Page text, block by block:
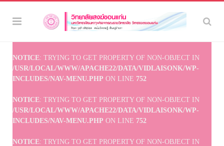
NOTICE: TRYING TO GET PROPERTY OF NON-OBJECT IN
/USR/LOCAL/WWW/APACHE22/DATA/VIDLAISONK/WP-
INCLUDES/NAV-MENU.PHP ON LINE 752
NOTICE: TRYING TO GET PROPERTY OF NON-OBJECT IN
/USR/LOCAL/WWW/APACHE22/DATA/VIDLAISONK/WP-
INCLUDES/NAV-MENU.PHP ON LINE 752
NOTICE: TRYING TO GET PROPERTY OF NON-OBJECT IN